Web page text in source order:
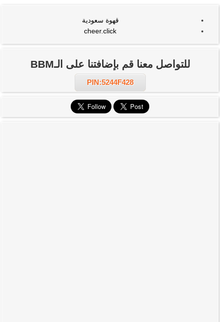
قهوة سعودية
cheer.click
للتواصل معنا قم بإضافتنا على الـBBM
PIN:5244F428